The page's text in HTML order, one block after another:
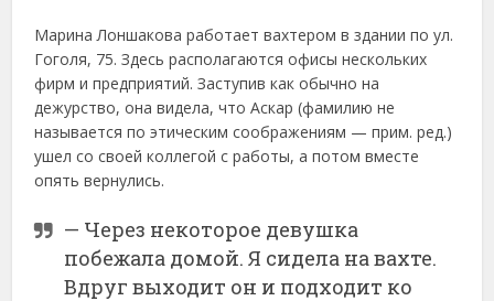
Марина Лоншакова работает вахтером в здании по ул.
Гоголя, 75. Здесь располагаются офисы нескольких
фирм и предприятий. Заступив как обычно на
дежурство, она видела, что Аскар (фамилию не
называется по этическим соображениям — прим. ред.)
ушел со своей коллегой с работы, а потом вместе
опять вернулись.
— Через некоторое девушка
побежала домой. Я сидела на вахте.
Вдруг выходит он и подходит ко